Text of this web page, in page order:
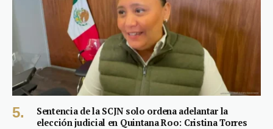
Sentencia de la SCJN solo ordena adelantar la
elección judicial en Quintana Roo: Cristina Torres